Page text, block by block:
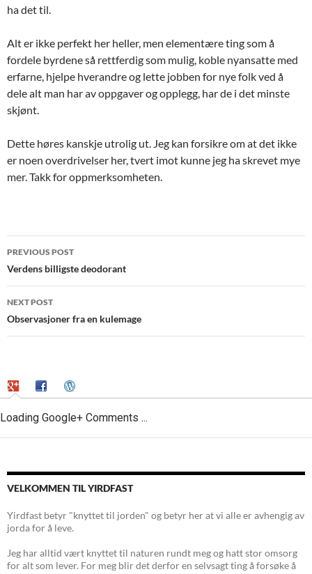
ha det til.
Alt er ikke perfekt her heller, men elementære ting som å
fordele byrdene så rettferdig som mulig, koble nyansatte med
erfarne, hjelpe hverandre og lette jobben for nye folk ved å
dele alt man har av oppgaver og opplegg, har de i det minste
skjønt.
Dette høres kanskje utrolig ut. Jeg kan forsikre om at det ikke
er noen overdrivelser her, tvert imot kunne jeg ha skrevet mye
mer. Takk for oppmerksomheten.
Post
navigation
PREVIOUS POST
Verdens billigste deodorant
NEXT POST
Observasjoner fra en kulemage
Loading Google+ Comments ...
VELKOMMEN TIL YIRDFAST
Yirdfast betyr "knyttet til jorden" og betyr her at vi alle er avhengig av
jorda for å leve.
Jeg har alltid vært knyttet til naturen rundt meg og hatt stor omsorg
for alt som lever. For meg blir det derfor en selvsagt ting å forsøke å